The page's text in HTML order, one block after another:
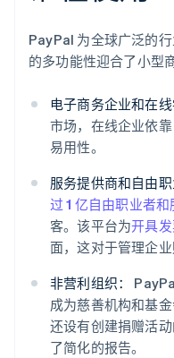
PayPal 为全球广泛的
的多功能性迎合了小型
电子商务企业和在线
市场，在线企业依
易用性。
服务提供商和自由职
过 1 亿自由职业者
客。该平台为开具
面，这对于管理企业
非营利组织：
成为慈善机构和基
还设有创建捐赠活
了简化的报告。